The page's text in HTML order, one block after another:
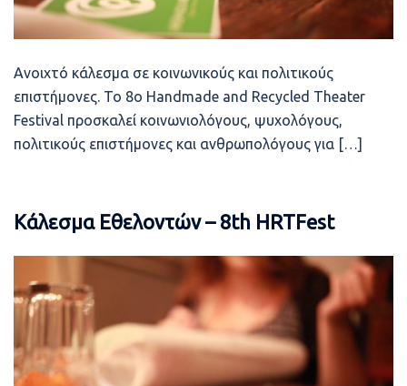
Ανοιχτό κάλεσμα σε κοινωνικούς και πολιτικούς
επιστήμονες. Το 8ο Handmade and Recycled Theater
Festival προσκαλεί κοινωνιολόγους, ψυχολόγους,
πολιτικούς επιστήμονες και ανθρωπολόγους για […]
Κάλεσμα Εθελοντών – 8th HRTFest